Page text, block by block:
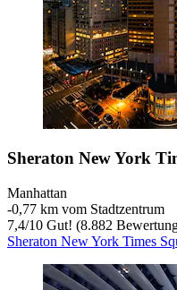
Sheraton New York
Manhattan
‐0,77 km vom Stadtzentrum
7,4/10 Gut! (8.882
Sheraton New York Times